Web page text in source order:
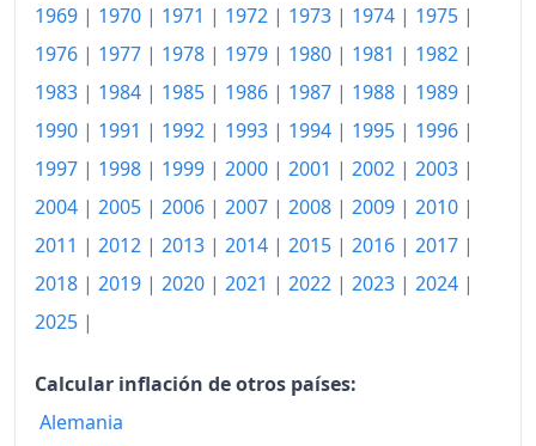
2003
182.35
183.18
2005
185.95
2006
190.23
2007
191.69
2009
2011
1969 | 1970 | 1971 | 1972 | 1973 | 1974 | 1975 |
1976 | 1977 | 1978 | 1979 | 1980 | 1981 | 1982 |
1983 | 1984 | 1985 | 1986 | 1987 | 1988 | 1989 |
1990 | 1991 | 1992 | 1993 | 1994 | 1995 | 1996 |
1997 | 1998 | 1999 | 2000 | 2001 | 2002 | 2003 |
2004 | 2005 | 2006 | 2007 | 2008 | 2009 | 2010 |
2011 | 2012 | 2013 | 2014 | 2015 | 2016 | 2017 |
2018 | 2019 | 2020 | 2021 | 2022 | 2023 | 2024 |
2025 |
Calcular inflación de otros países:
Alemania